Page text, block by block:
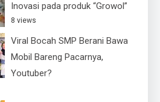
Inovasi pada produk “Growol”
8 views
Viral Bocah SMP Berani Bawa
Mobil Bareng Pacarnya,
Youtuber?